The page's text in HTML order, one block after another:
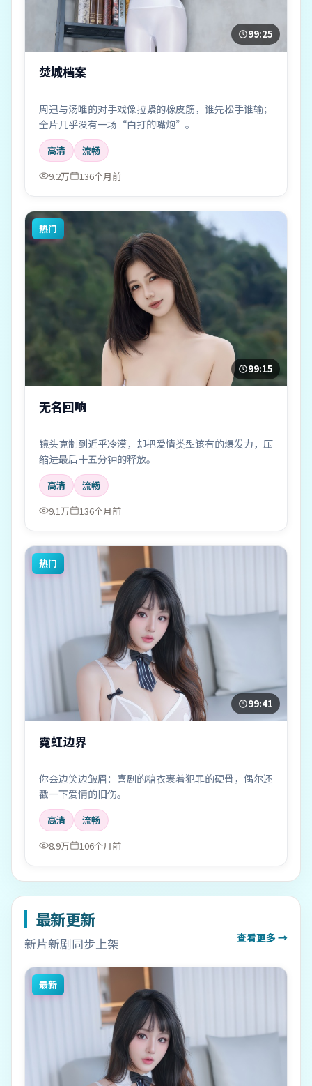
99:25
焚城档案
周迅与汤唯的对手戏像拉紧的橡皮筋，谁先松手谁输；
全片几乎没有一场“白打的嘴炮”。
高清
流畅
9.2万
136个月前
热门
99:15
无名回响
镜头克制到近乎冷漠，却把爱情类型该有的爆发力，压
缩进最后十五分钟的释放。
高清
流畅
9.1万
136个月前
热门
99:41
霓虹边界
你会边笑边皱眉：喜剧的糖衣裹着犯罪的硬骨，偶尔还
戳一下爱情的旧伤。
高清
流畅
8.9万
106个月前
最新更新
新片新剧同步上架 查看更多 →
最新